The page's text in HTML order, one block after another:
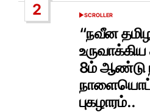
2
POSTED
IN
SCROLLER
“நவீன
8ம் ஆண்டு
புகழாரம்..